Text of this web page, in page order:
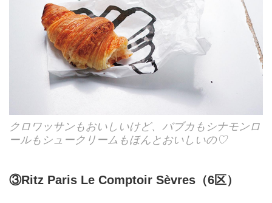
クロワッサンもおいしいけど、バブカもシナモンロ
ールもシュークリームもほんとおいしいの♡
③Ritz Paris Le Comptoir Sèvres（6区）